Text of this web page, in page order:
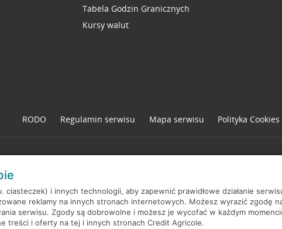
Tabela Godzin Granicznych
Kursy walut
RODO Regulamin serwisu Mapa serwisu Polityka Cookies
prawa zastrzeżonei innych technologii, aby zapewnić prawidłowe działanie
reklamy na innych stronach internetowych. Możesz wyrazić zgodę
serwisu. Zgody są dobrowolne i możesz je wycofać w każdym
treści i oferty na tej i innych stronach Credit Agricole.